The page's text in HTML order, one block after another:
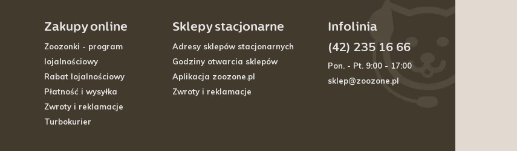
Zakupy online
Zoozonki - program
lojalnościowy
Rabat lojalnościowy
Płatność i wysyłka
Zwroty i reklamacje
Turbokurier
Sklepy stacjonarne
Adresy sklepów stacjonarnych
Godziny otwarcia sklepów
Aplikacja zoozone.pl
Zwroty i reklamacje
Infolinia
(42) 235 16 66
Pon. - Pt. 9:00 - 17:00
sklep@zoozone.pl